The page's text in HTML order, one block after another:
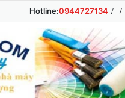
Hotline:0944727134